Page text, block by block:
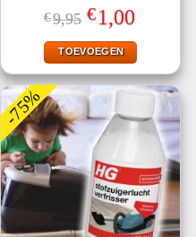
Gewaardeerd
5.00uit 5
€9,95 Oorspronkelijke
prijs
was:
€9,95.
€1,00
is:
€1,00.
TOEVOEGEN
-75%